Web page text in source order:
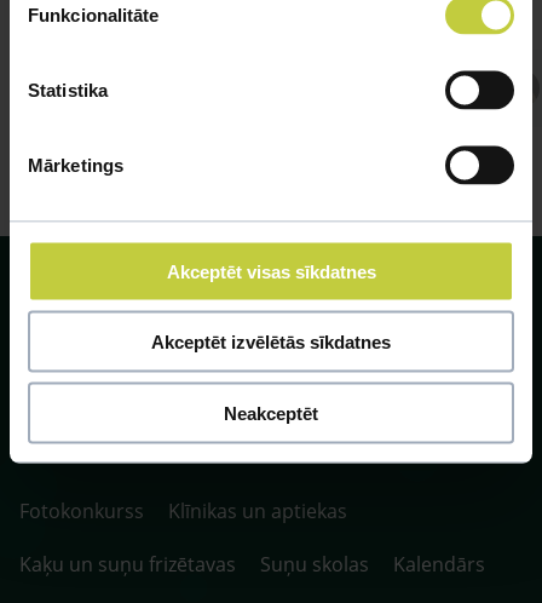
Funkcionalitāte
Statistika
Mārketings
Akceptēt visas sīkdatnes
Akceptēt izvēlētās sīkdatnes
Neakceptēt
Atbild Veterinārārsts,
SIA ZOO Centrs, LV40003622166,
Vienības gatve 109, Rīga, Latvija, LV-1058.
P. 10:00-20:00 / S.SV. 10:00-16:00
Fotokonkurss
Klīnikas un aptiekas
Kaķu un suņu frizētavas
Suņu skolas
Kalendārs